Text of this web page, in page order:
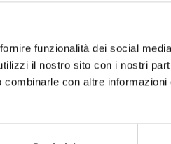
funzionalità dei social
il nostro sito con i nostri
con altre